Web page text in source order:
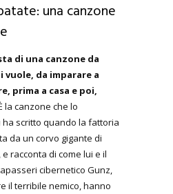
una canzone
di una canzone da
vuole, da imparare a
prima a casa e poi,
la canzone che lo
scritto quando la fattoria
da un corvo gigante di
racconta di come lui e il
cibernetico Gunz,
il terribile nemico, hanno